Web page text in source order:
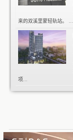
来的双溪里蒙轻轨站。 ...
项...